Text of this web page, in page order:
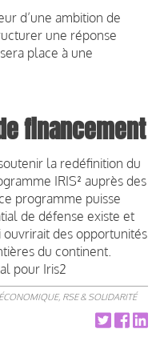
d’une ambition de
une réponse
place à une
financement
la redéfinition du
IRIS² auprès des
programme puisse
de défense existe et
ouvrirait des opportunités
du continent.
pour Iris2
RSE & SOLIDARITÉ